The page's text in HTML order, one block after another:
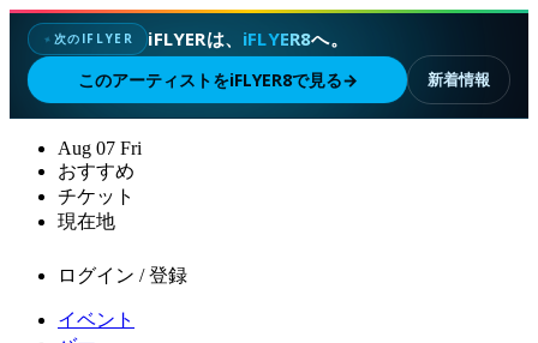
✦次のIFLYER iFLYERは、 iFLYER8へ。
このアーティストをiFLYER8で見る→ 新着情報
Aug 07 Fri
おすすめ
チケット
現在地
ログイン / 登録
イベント